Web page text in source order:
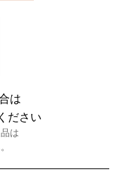
は
ださい
は